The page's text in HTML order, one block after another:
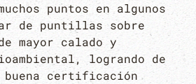
puntos en algunos
de puntillas sobre
mayor calado y
logrando de
buena certificación